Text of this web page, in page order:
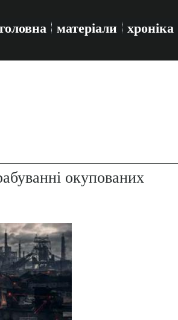
головна матеріали хроніка
окупованих